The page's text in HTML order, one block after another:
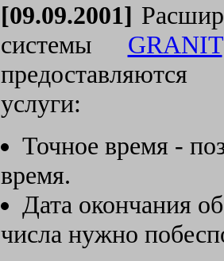
[09.09.2001]
системы GRANIT
услуги:
Точное время -
время.
Дата окончания
числа нужно